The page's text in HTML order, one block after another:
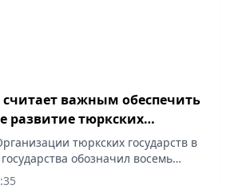
считает важным обеспечить
развитие тюркских
тюркских государств в
обозначил восемь